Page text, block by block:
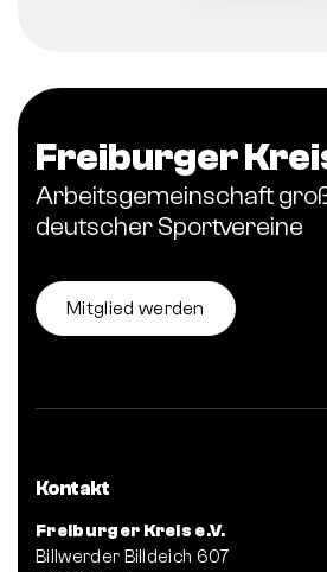
Freiburger
Arbeitsgemeinschaft
deutscher Sportvereine
Mitglied werden
Kontakt
Freiburger Kreis e.V.
Billwerder Billdeich 607